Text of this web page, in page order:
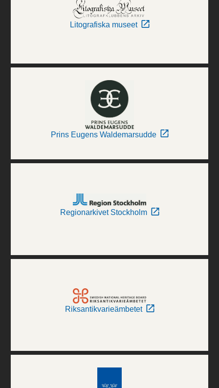
Litografiska museet
Prins Eugens Waldemarsudde
Regionarkivet Stockholm
Riksantikvarieämbetet